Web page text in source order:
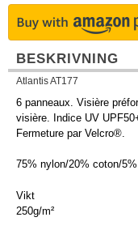
BESKRIVNING
Atlantis AT177
6 panneaux. Visière
visière. Indice UV
Fermeture par Velcro®.
75% nylon/20% coton/
Vikt
250g/m²